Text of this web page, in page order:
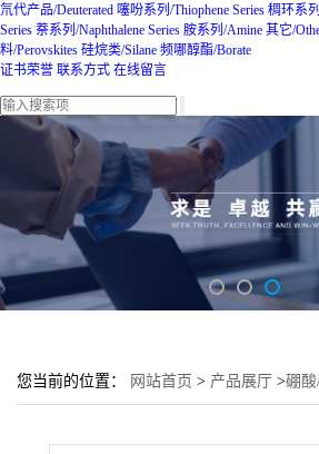
氘代产品/Deuterated 噻吩系列/Thiophene Series 稠环系
Series 萘系列/Naphthalene Series 胺系列/Amine 其它/
料/Perovskites 硅烷类/Silane 频哪醇酯/Borate
证书荣誉 联系方式 在线留言
您当前的位置： 网站首页 > 产品展厅 >硼酸